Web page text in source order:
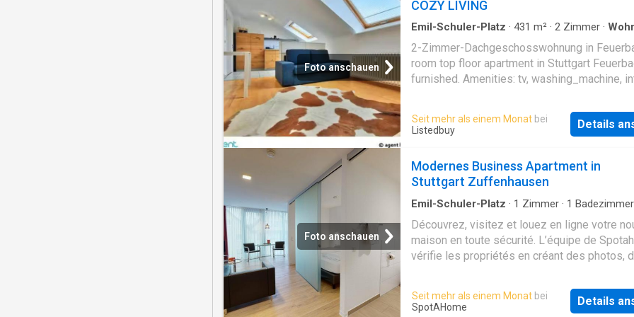
Foto anschauen
COZY LIVING
Emil-Schuler-Platz · 431 m² · 2 Zimmer ·
2-Zimmer-Dachgeschosswohnung in
room top floor apartment in Stuttgart
furnished. Amenities: tv, washing_machine,
Seit mehr als einem Monat bei
Listedbuy
Details
Foto anschauen
Modernes Business Apartment in
Stuttgart Zuffenhausen
Emil-Schuler-Platz · 1 Zimmer · 1 Badezimmer
Découvrez, visitez et louez en ligne votre
maison en toute sécurité. L’équipe de
vérifie les propriétés en créant des photos,
puissiez prendre une décision sûre.
Zimmer-Wohnung zur Miete in der
Seit mehr als einem Monat bei
SpotAHome
Details